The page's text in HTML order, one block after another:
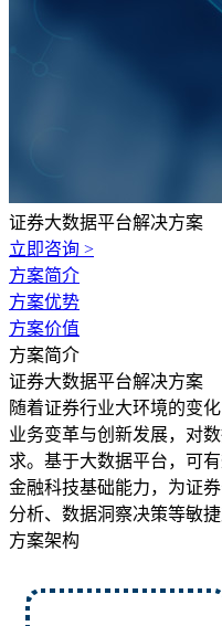
证券大数据平台解决方案
立即咨询 >
方案简介
方案优势
方案价值
方案简介
证券大数据平台解决方案
随着证券行业大环境的变
业务变革与创新发展，对
求。基于大数据平台，可
金融科技基础能力，为证
分析、数据洞察决策等敏捷
方案架构